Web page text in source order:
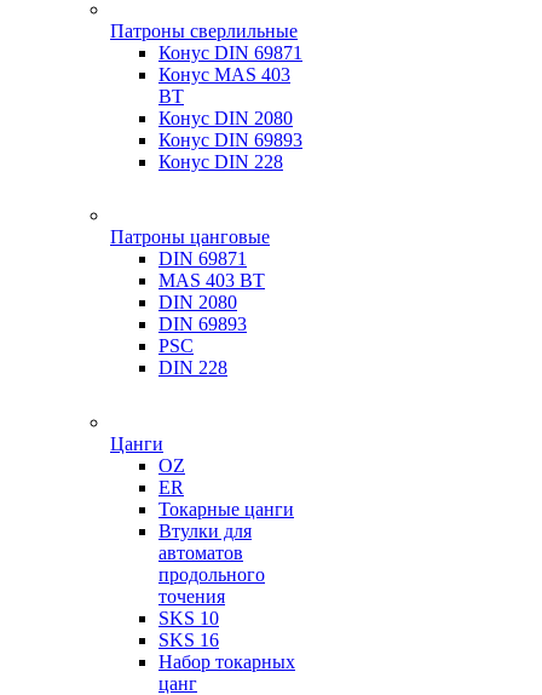
Патроны сверлильные
Конус DIN 69871
Конус MAS 403
BT
Конус DIN 2080
Конус DIN 69893
Конус DIN 228
Патроны цанговые
DIN 69871
MAS 403 BT
DIN 2080
DIN 69893
PSC
DIN 228
Цанги
OZ
ER
Токарные цанги
Втулки для
автоматов
продольного
точения
SKS 10
SKS 16
Набор токарных
цанг